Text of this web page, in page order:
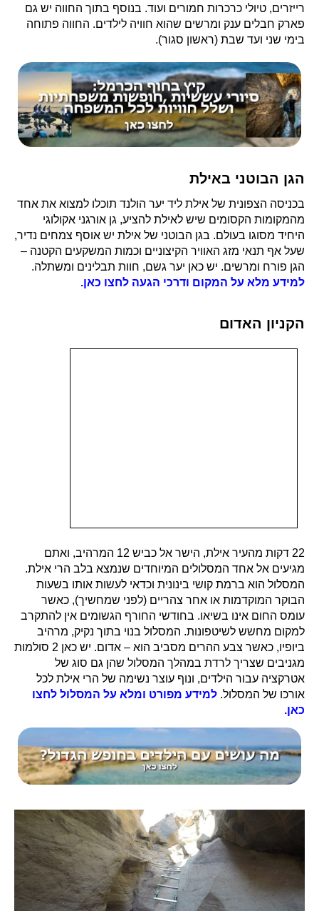
רייזרים, טיולי כרכרות חמורים ועוד. בנוסף בתוך החווה יש גם
פארק חבלים ענק ומרשים שהוא חוויה לילדים. החווה פתוחה
בימי שני ועד שבת (ראשון סגור).
הגן הבוטני באילת
בכניסה הצפונית של אילת ליד יער הולנד תוכלו למצוא את אחד
מהמקומות הקסומים שיש לאילת להציע, גן אורגני אקולוגי
היחיד מסוגו בעולם. בגן הבוטני של אילת יש אוסף צמחים נדיר,
שעל אף תנאי מזג האוויר הקיצוניים וכמות המשקעים הקטנה –
הגן פורח ומרשים. יש כאן יער גשם, חוות תבלינים ומשתלה.
למידע מלא על המקום ודרכי הגעה לחצו כאן.
הקניון האדום
22 דקות מהעיר אילת, הישר אל כביש 12 המרהיב, ואתם
מגיעים אל אחד המסלולים המיוחדים שנמצא בלב הרי אילת.
המסלול הוא ברמת קושי בינונית וכדאי לעשות אותו בשעות
הבוקר המוקדמות או אחר צהריים (לפני שמחשיך), כאשר
עומס החום אינו בשיאו. בחודשי החורף הגשומים אין להתקרב
למקום מחשש לשיטפונות. המסלול בנוי בתוך נקיק, מרהיב
ביופיו, כאשר צבע ההרים מסביב הוא – אדום. יש כאן 2 סולמות
מגניבים שצריך לרדת במהלך המסלול שהן גם סוג של
אטרקציה עבור הילדים, ונוף עוצר נשימה של הרי אילת לכל
אורכו של המסלול. למידע מפורט ומלא על המסלול לחצו
כאן.